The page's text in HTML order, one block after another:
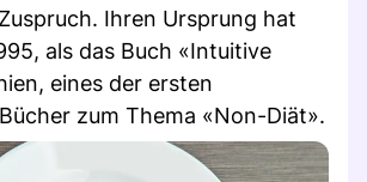
Ihren Ursprung hat
als das Buch «Intuitive
eines der ersten
zum Thema «Non-Diät».